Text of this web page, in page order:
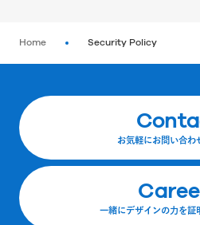
Home Security Policy
お気軽にお問い合わ
一緒にデザインの力を証